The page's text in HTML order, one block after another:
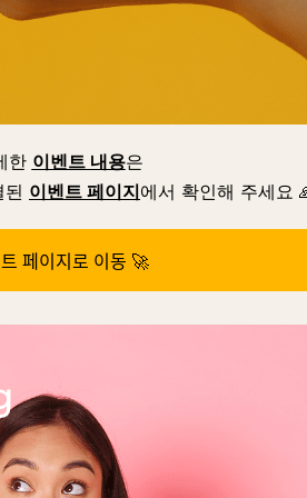
한 이벤트 내용은
이벤트 페이지에서 확인해 주세
페이지로 이동 🚀